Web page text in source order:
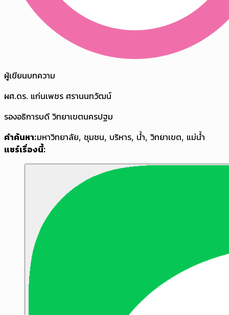
ผู้เขียนบทความ
ผศ.ดร. แก่นเพชร ศรานนทวัฒน์
รองอธิการบดี วิทยาเขตนครปฐม
คำค้นหา:มหาวิทยาลัย, ชุมชน, บริหาร, น้ำ, วิทยาเขต, แม่น้ำ
แชร์เรื่องนี้: